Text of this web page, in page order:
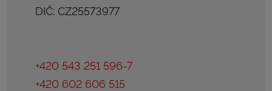
DIČ: CZ25573977
+420 543 251 596-7
+420 602 606 515